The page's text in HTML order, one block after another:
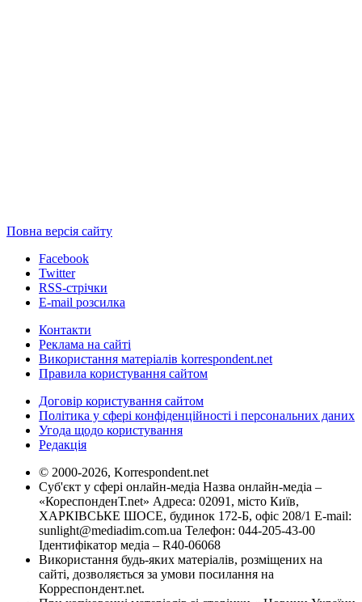
Повна версія сайту
Facebook
Twitter
RSS-стрічки
E-mail розсилка
Контакти
Реклама на сайті
Використання матеріалів korrespondent.net
Правила користування сайтом
Договір користування сайтом
Політика у сфері конфіденційності і персональних даних
Угода щодо користування
Редакція
© 2000-2026, Korrespondent.net
Суб'єкт у сфері онлайн-медіа Назва онлайн-медіа –
«КореспонденТ.net» Адреса: 02091, місто Київ,
ХАРКІВСЬКЕ ШОСЕ, будинок 172-Б, офіс 208/1 E-mail:
sunlight@mediadim.com.ua Телефон: 044-205-43-00
Ідентифікатор медіа – R40-06068
Використання будь-яких матеріалів, розміщених на
сайті, дозволяється за умови посилання на
Корреспондент.net.